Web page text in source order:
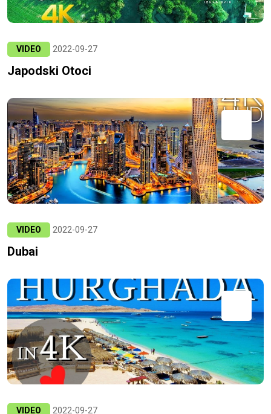
VIDEO 2022-09-27
Japodski Otoci
VIDEO 2022-09-27
Dubai
VIDEO 2022-09-27